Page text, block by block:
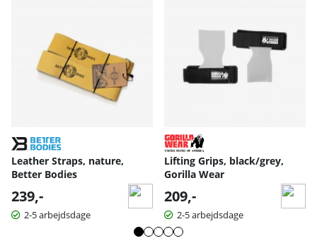
Leather Straps, nature,
Better Bodies
239,-
2-5 arbejdsdage
Lifting Grips, black/grey,
Gorilla Wear
209,-
2-5 arbejdsdage